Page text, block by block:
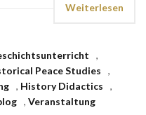
Weiterlesen
,
Peace Studies
,
, History Didactics
,
, Veranstaltung